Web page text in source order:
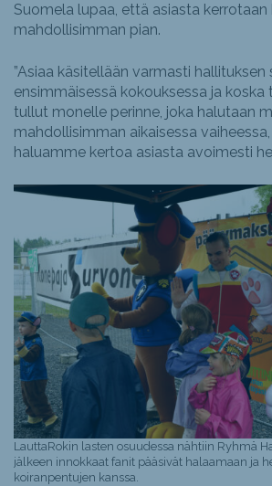
Suomela lupaa, että asiasta kerrotaan
mahdollisimman pian.
”Asiaa käsitellään varmasti hallituksen
ensimmäisessä kokouksessa ja
tullut monelle perinne, joka halutaan
mahdollisimman aikaisessa
haluamme kertoa asiasta avoimesti
LauttaRokin lasten osuudessa nähtiin Ryhmä
jälkeen innokkaat fanit pääsivät halaamaan ja
koiranpentujen kanssa.